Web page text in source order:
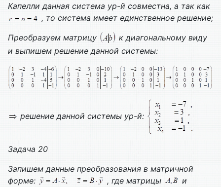
Капелли данная система ур-й совместна, а так как
, то система имеет единственное решение;
Преобразуем матрицу
к диагональному виду
и выпишем решение данной системы:
решение данной системы ур-й:
Задача 20
Запишем данные преобразования в матричной
форме:
, где матрицы
и